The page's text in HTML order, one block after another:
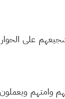
على الحوار